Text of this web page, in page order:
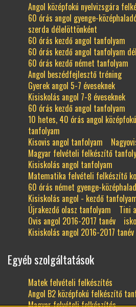
Angol középfokú nyelvizsgára
60 órás angol gyenge-
szerda délelöttönként
60 órás kezdő angol tanfolyam
60 órás kezdő angol tanfolyam
60 órás kezdő német tanfolyam
Angol beszédfejlesztő tréning
Gyerek angol 5-7 éveseknek
Kisiskolás angol 7-8 éveseknek
60 órás kezdő angol tanfolyam
10 hetes, 40 órás angol
tanfolyam
Kisovis angol tanfolyam
Magyar felvételi felkészítő
Kisiskolás angol tanfolyam
Matematika felvételi felkészítő
60 órás német gyenge-
Kisiskolás angol - kezdő
Újrakezdő olasz tanfolyam
Tini
Ovis angol 2016-2017 tanév
Kisiskolás angol 2016-2017 tanév
Egyéb szolgáltatások
Matek felvételi felkészítés
Angol B2 középfokú felkészítő